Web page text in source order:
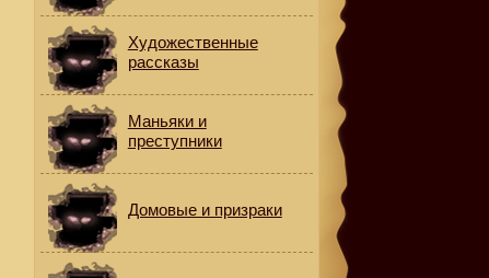
Художественные
рассказы
Маньяки и
преступники
Домовые и призраки